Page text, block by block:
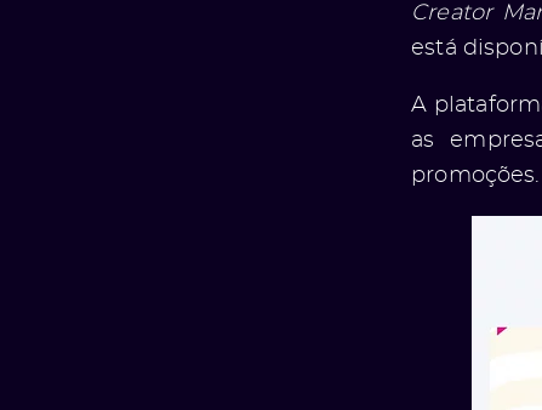
Creator
está
A
as
promoções.